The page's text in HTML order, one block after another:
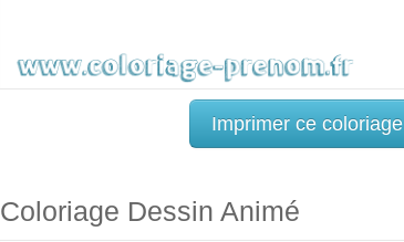
Imprimer ce coloriage
Coloriage Dessin Animé